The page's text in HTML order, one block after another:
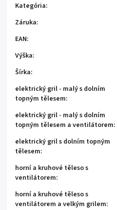
Kategória:
Záruka:
EAN:
Výška:
Šírka:
elektrický gril - malý s dolním
topným tělesem:
elektrický gril - malý s dolním
topným tělesem a ventilátorem:
elektrický gril s dolním topným
tělesem:
horní a kruhové těleso s
ventilátorem:
horní a kruhové těleso s
ventilátorem a velkým grilem: